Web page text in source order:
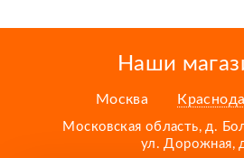
Наши
Москва
Московская область, д.
ул. Дорожная,